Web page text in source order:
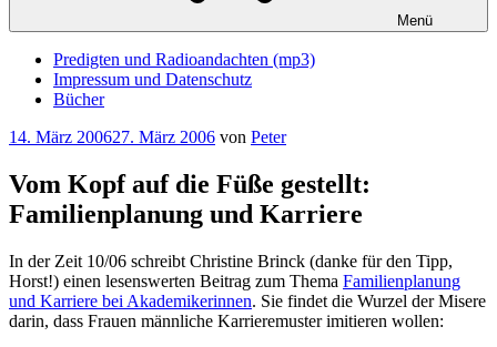
Menü
Predigten und Radioandachten (mp3)
Impressum und Datenschutz
Bücher
Veröffentlicht
14. März 200627. März 2006 von Peter
Vom Kopf auf die Füße gestellt:
Familienplanung und Karriere
In der Zeit 10/06 schreibt Christine Brinck (danke für den Tipp,
Horst!) einen lesenswerten Beitrag zum Thema Familienplanung
und Karriere bei Akademikerinnen. Sie findet die Wurzel der Misere
darin, dass Frauen männliche Karrieremuster imitieren wollen: